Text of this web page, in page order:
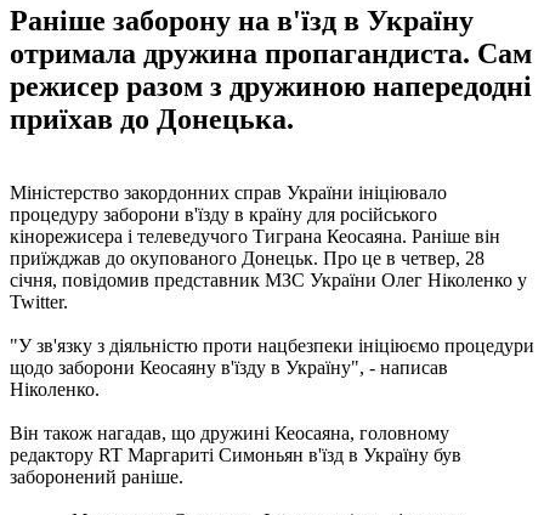
Раніше заборону на в'їзд в Україну
отримала дружина пропагандиста. Сам
режисер разом з дружиною напередодні
приїхав до Донецька.
Міністерство закордонних справ України ініціювало
процедуру заборони в'їзду в країну для російського
кінорежисера і телеведучого Тиграна Кеосаяна. Раніше він
приїжджав до окупованого Донецьк. Про це в четвер, 28
січня, повідомив представник МЗС України Олег Ніколенко у
Twitter.
"У зв'язку з діяльністю проти нацбезпеки ініціюємо процедури
щодо заборони Кеосаяну в'їзду в Україну", - написав
Ніколенко.
Він також нагадав, що дружині Кеосаяна, головному
редактору RT Маргариті Симоньян в'їзд в Україну був
заборонений раніше.